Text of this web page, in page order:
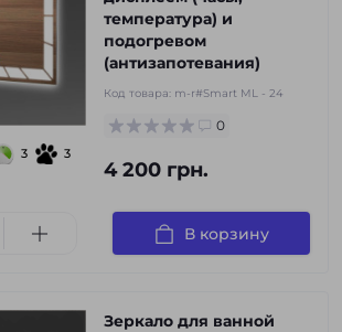
3 3
температура) и
подогревом
(антизапотевания)
Код товара: m-r#Smart ML - 24
0
4 200 грн.
В корзину
Зеркало для ванной